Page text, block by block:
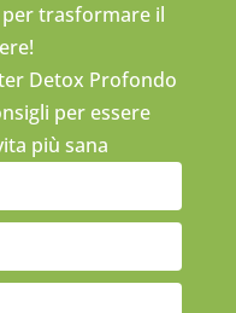
trasformare il
Detox Profondo
per essere
più sana